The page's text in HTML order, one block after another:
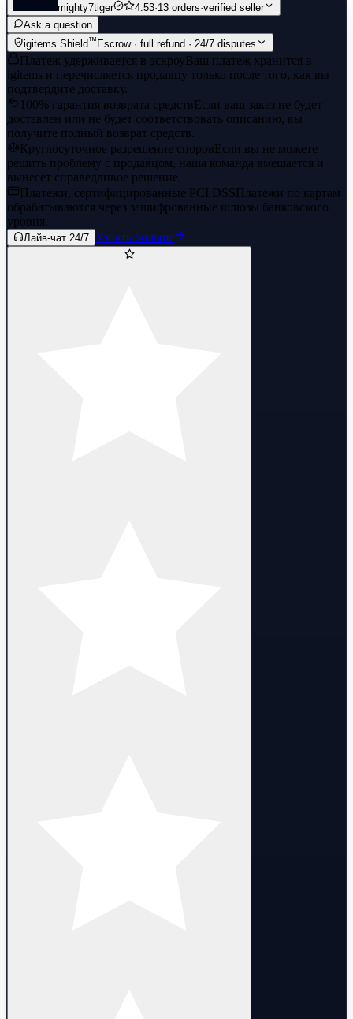
mighty7tiger 4.53·13 orders·verified seller
Ask a question
igitems Shield™ Escrow · full refund · 24/7 disputes
Платеж удерживается в эскроуВаш платеж хранится в
igitems и перечисляется продавцу только после того, как вы
подтвердите доставку.
100% гарантия возврата средствЕсли ваш заказ не будет
доставлен или не будет соответствовать описанию, вы
получите полный возврат средств.
Круглосуточное разрешение споровЕсли вы не можете
решить проблему с продавцом, наша команда вмешается и
вынесет справедливое решение.
Платежи, сертифицированные PCI DSSПлатежи по картам
обрабатываются через зашифрованные шлюзы банковского
уровня.
Лайв-чат 24/7 Узнать больше